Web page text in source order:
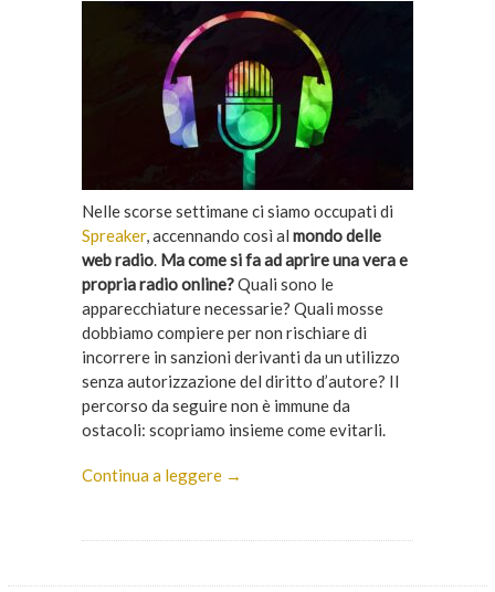
Nelle scorse settimane ci siamo occupati di
Spreaker, accennando così al mondo delle
web radio. Ma come si fa ad aprire una vera e
propria radio online?Quali sono le
apparecchiature necessarie? Quali mosse
dobbiamo compiere per non rischiare di
incorrere in sanzioni derivanti da un utilizzo
senza autorizzazione del diritto d’autore? Il
percorso da seguire non è immune da
ostacoli: scopriamo insieme come evitarli.
Continua a leggere →